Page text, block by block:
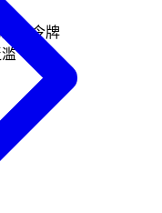
度令牌